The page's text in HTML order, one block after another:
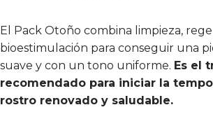
El Pack Otoño combina limpieza,
bioestimulación para conseguir una
suave y con un tono uniforme. Es el
recomendado para iniciar la
rostro renovado y saludable.